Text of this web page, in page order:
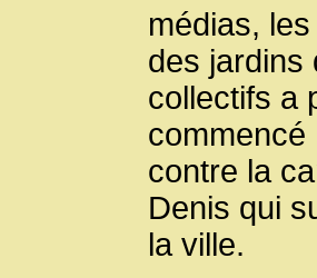
médias,
des jardins
collectifs a
commencé
contre la
Denis qui
la ville.